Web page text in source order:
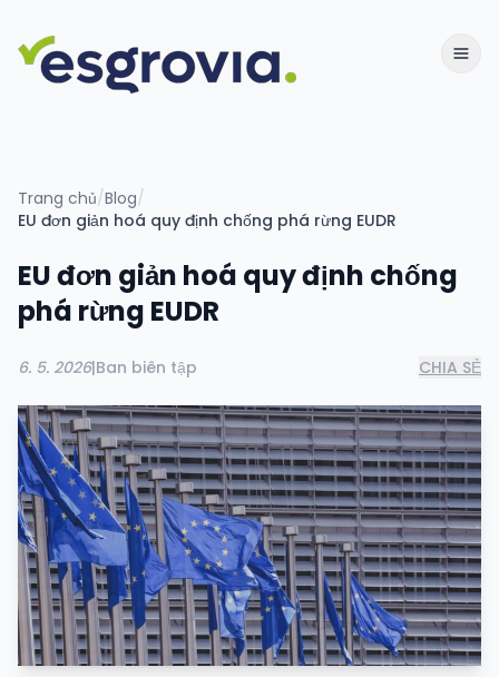
Trang chủ/Blog/
EU đơn giản hoá quy định chống phá rừng EUDR
EU đơn giản hoá quy định chống
phá rừng EUDR
6. 5. 2026|Ban biên tập CHIA SẺ